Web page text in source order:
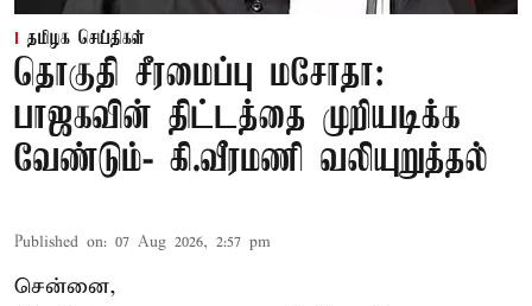
தமிழக செய்திகள்
தொகுதி சீரமைப்பு மசோதா:
பாஜகவின் திட்டத்தை முறியடிக்க
வேண்டும்- கி.வீரமணி வலியுறுத்தல்
Published on: 07 Aug 2026, 2:57 pm
சென்னை,